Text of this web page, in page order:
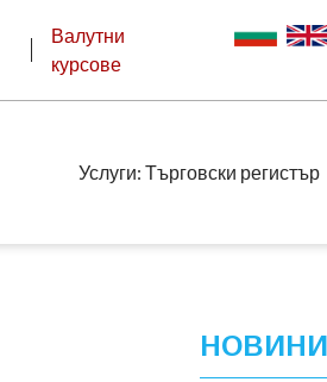
Валутни
курсове
Услуги: Търговски регистър